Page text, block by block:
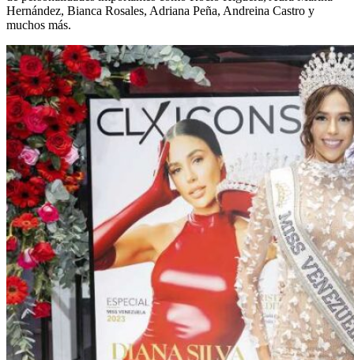
Hernández, Bianca Rosales, Adriana Peña, Andreina Castro y
muchos más.